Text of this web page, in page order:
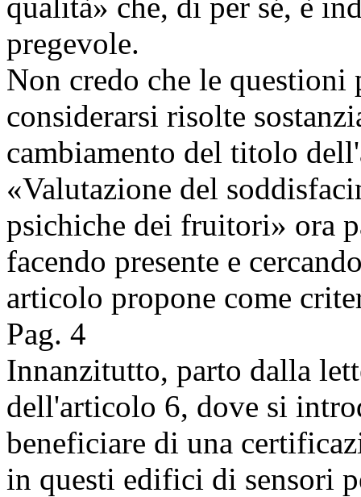
pregevole.
Non credo che le questioni
considerarsi risolte
cambiamento del titolo
«Valutazione del
psichiche dei fruitori» ora
facendo presente e
articolo propone come
Pag. 4
Innanzitutto, parto dalla
dell'articolo 6, dove si
beneficiare di una
in questi edifici di sensori